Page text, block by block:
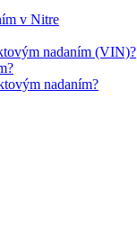
v Nitre
nadaním (VIN)?
nadaním?